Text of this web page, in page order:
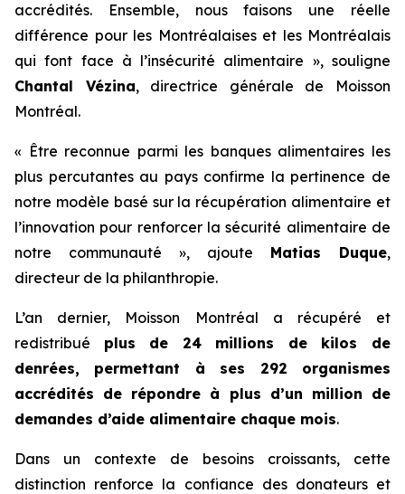
accrédités. Ensemble, nous faisons une réelle
différence pour les Montréalaises et les Montréalais
qui font face à l’insécurité alimentaire », souligne
Chantal Vézina, directrice générale de Moisson
Montréal.
« Être reconnue parmi les banques alimentaires les
plus percutantes au pays confirme la pertinence de
notre modèle basé sur la récupération alimentaire et
l’innovation pour renforcer la sécurité alimentaire de
notre communauté », ajoute Matias Duque,
directeur de la philanthropie.
L’an dernier, Moisson Montréal a récupéré et
redistribué plus de 24 millions de kilos de
denrées, permettant à ses 292 organismes
accrédités de répondre à plus d’un million de
demandes d’aide alimentaire chaque mois.
Dans un contexte de besoins croissants, cette
distinction renforce la confiance des donateurs et